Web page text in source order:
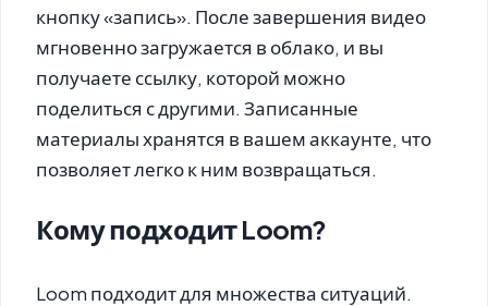
кнопку «запись». После завершения видео
мгновенно загружается в облако, и вы
получаете ссылку, которой можно
поделиться с другими. Записанные
материалы хранятся в вашем аккаунте, что
позволяет легко к ним возвращаться.
Кому подходит Loom?
Loom подходит для множества ситуаций.